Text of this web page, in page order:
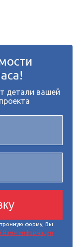
детали вашей
форму, Вы
Вами информации